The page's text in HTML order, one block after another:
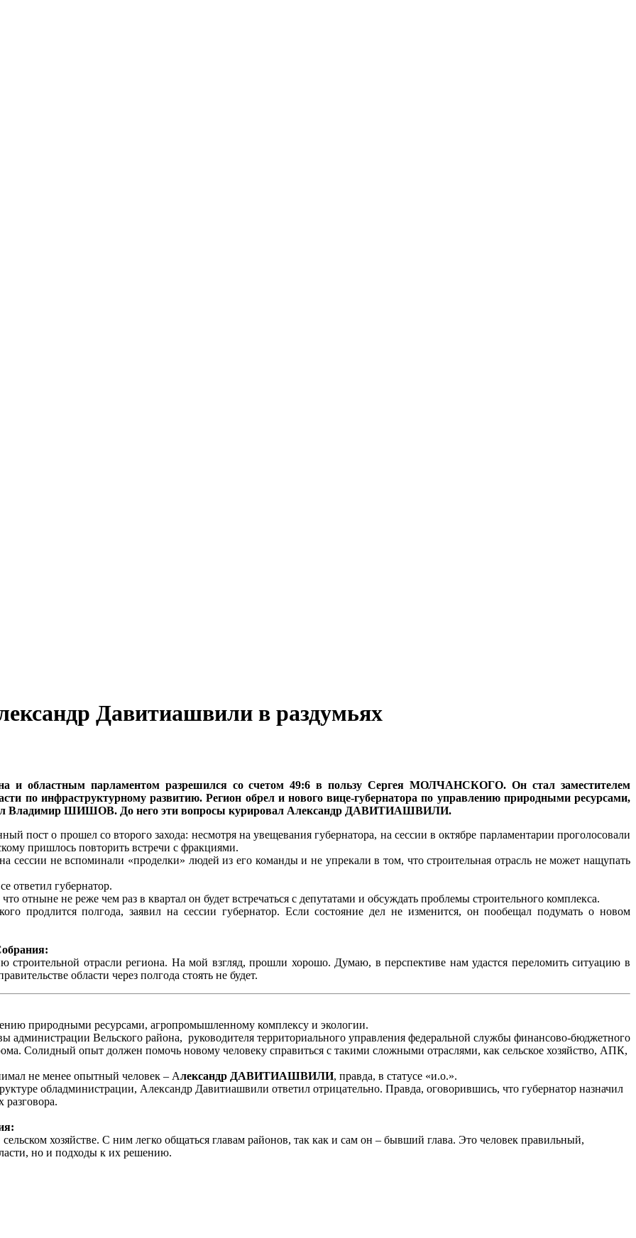
Давитиашвили в раздумьях
и областным парламентом разрешился со счетом 49:6 в пользуСергея МОЛЧАНСКОГО. Он стал заместителем
по инфраструктурному развитию. Регион обрел и нового вице-губернатора по управлению природными ресурсами,
Владимир ШИШОВ. До него эти вопросы курировал Александр ДАВИТИАШВИЛИ.
пост о прошел со второго захода: несмотря на увещевания губернатора, на сессии в октябре парламентарии проголосовали
пришлось повторить встречи с фракциями.
на сессии не вспоминали «проделки» людей из его команды и не упрекали в том, что строительная отрасль не может нащупать
ответил губернатор.
отныне не реже чем раз в квартал он будет встречаться с депутатами и обсуждать проблемы строительного комплекса.
продлится полгода, заявил на сессии губернатор. Если состояние дел не изменится, он пообещал подумать о новом
строительной отрасли региона. На мой взгляд, прошли хорошо. Думаю, в перспективе нам удастся переломить ситуацию в
области через полгода стоять не будет.
природными ресурсами, агропромышленному комплексу и экологии.
администрации Вельского района, руководителя территориального управления федеральной службы финансово-бюджетного
Солидный опыт должен помочь новому человеку справиться с такими сложными отраслями, как сельское хозяйство, АПК,
не менее опытный человек – Александр ДАВИТИАШВИЛИ, правда, в статусе «и.о.».
обладминистрации, Александр Давитиашвили ответил отрицательно. Правда, оговорившись, что губернатор назначил
разговора.
хозяйстве. С ним легко общаться главам районов, так как и сам он – бывший глава. Это человек правильный,
но и подходы к их решению.